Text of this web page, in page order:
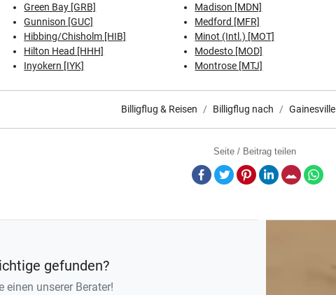
Green Bay [GRB]
Gunnison [GUC]
Hibbing/Chisholm [HIB]
Hilton Head [HHH]
Inyokern [IYK]
Madison [MDN]
Medford [MFR]
Minot (Intl.) [MOT]
Modesto [MOD]
Montrose [MTJ]
Billigflug & Reisen Billigflug nach Gainesville
Seite / Beitrag teilen
Facebook
TwitterPinterestLinkedInE-Mail
gefunden?
einen unserer Berater!